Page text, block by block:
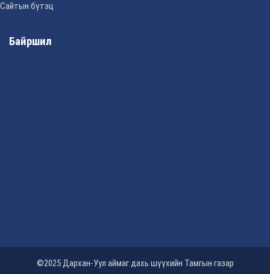
Сайтын бүтэц
Байршил
©2025 Дархан-Уул аймаг дахь шүүхийн Тамгын газар